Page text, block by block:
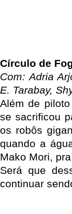
Círculo de
Com: Adria
E. Tarabay,
Além de
se sacrificou
os robôs
quando a
Mako Mori,
Será que
continuar